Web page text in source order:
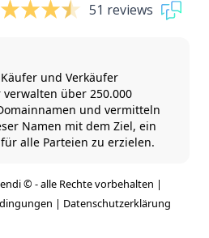
51 reviews
und Verkäufer
über 250.000
und vermitteln
Namen mit dem Ziel, ein
alle Parteien zu erzielen.
© - alle Rechte vorbehalten |
| Datenschutzerklärung